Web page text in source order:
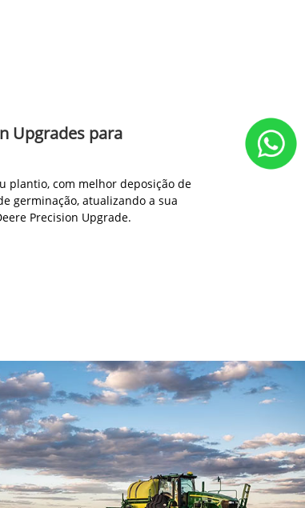
Upgrades para
plantio, com melhor deposição de
germinação, atualizando a sua
Precision Upgrade.